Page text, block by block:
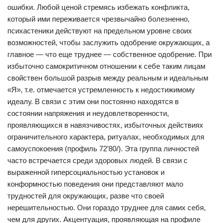
ошибки. Любой ценой стремясь избежать конфликта,
который ими переживается чрезвычайно болезненно,
психастеники действуют на предельном уровне своих
возможностей, чтобы заслужить одобрение окружающих, а
главное — что еще труднее — собственное одобрение. При
избыточно самокритичном отношении к себе таким лицам
свойствен большой разрыв между реальным и идеальным
«Я», т.е. отмечается устремленность к недостижимому
идеалу. В связи с этим они постоянно находятся в
состоянии напряжения и неудовлетворенности,
проявляющихся в навязчивостях, избыточных действиях
ограничительного характера, ритуалах, необходимых для
самоуспокоения (профиль 72’80/). Эта группа личностей
часто встречается среди здоровых людей. В связи с
выраженной гиперсоциальностью установок и
конформностью поведения они представляют мало
трудностей для окружающих, разве что своей
нерешительностью. Они гораздо труднее для самих себя,
чем для других. Акцентуация, проявляющая на профиле